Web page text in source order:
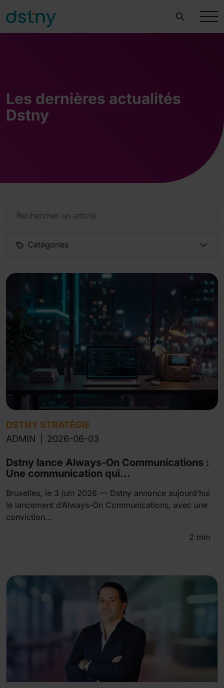
Les dernières actualités
Dstny
Catégories
DSTNY STRATÉGIE
ADMIN
2026-06-03
Dstny lance Always-On Communications :
Une communication qui...
Bruxelles, le 3 juin 2026 — Dstny annonce aujourd’hui
le lancement d’Always-On Communications, avec une
conviction...
2 min